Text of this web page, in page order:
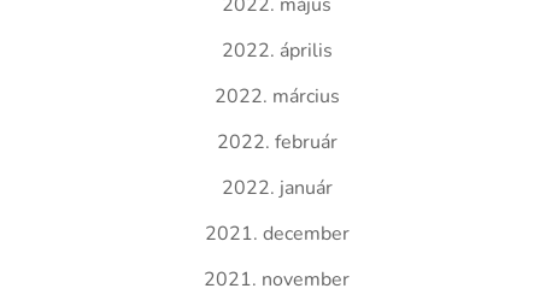
2022. április
2022. március
2022. február
2022. január
2021. december
2021. november